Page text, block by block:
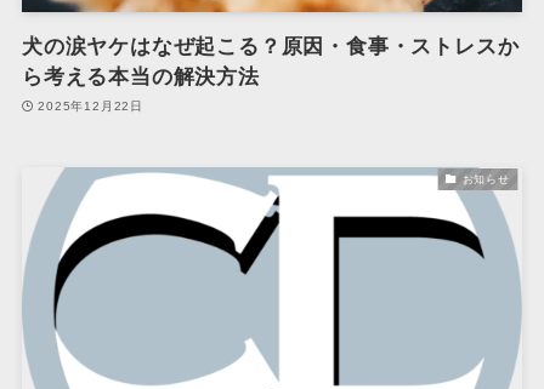
犬の涙ヤケはなぜ起こる？原因・食事・ストレスか
ら考える本当の解決方法
2025年12月22日
お知らせ